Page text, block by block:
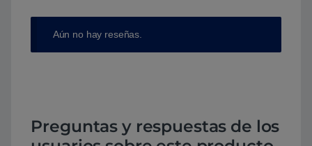
Aún no hay reseñas.
Preguntas y respuestas de los